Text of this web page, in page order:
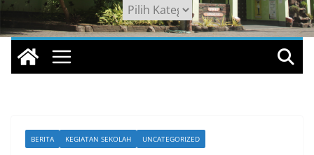
Kategori
BERITA KEGIATAN SEKOLAH UNCATEGORIZED